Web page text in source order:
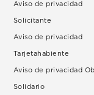
Aviso de privacidad
Solicitante
Aviso de privacidad
Tarjetahabiente
Aviso de privacidad
Solidario